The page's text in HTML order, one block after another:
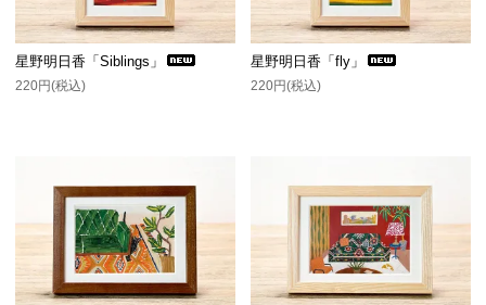
星野明日香「Siblings」
220円(税込)
星野明日香「fly」
220円(税込)